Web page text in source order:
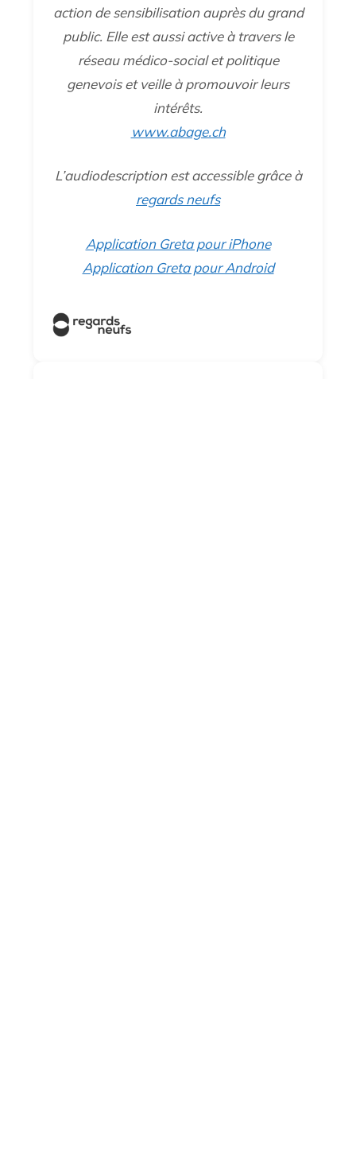
action de sensibilisation auprès du grand
public. Elle est aussi active à travers le
réseau médico-social et politique
genevois et veille à promouvoir leurs
intérêts.
www.abage.ch
L’audiodescription est accessible grâce à
regards neufs
Application Greta pour iPhone
Application Greta pour Android